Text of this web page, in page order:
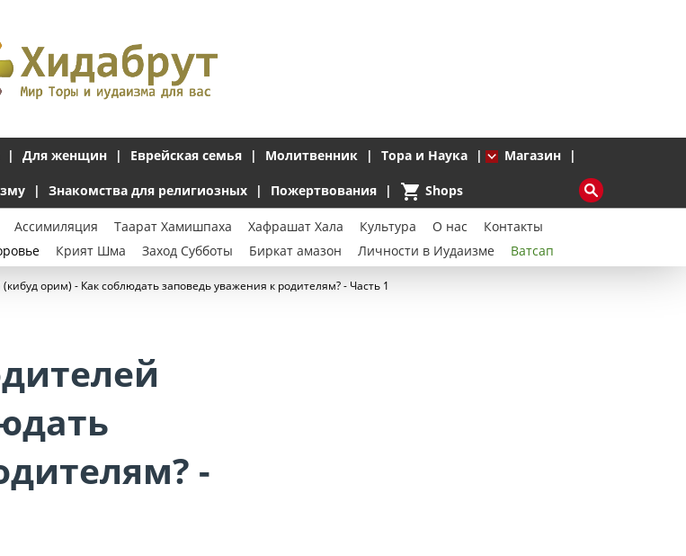
Для женщин Еврейская семья Молитвенник Тора и Наука Магазин
Знакомства для религиозных Пожертвования shopping_cart Shops
Ассимиляция Таарат Хамишпаха Хафрашат Хала Культура О нас
Контакты
Крият Шма Заход Субботы Биркат амазон Личности в Иудаизме Ватсап
орим) - Как соблюдать заповедь уважения к родителям? - Часть 1
-